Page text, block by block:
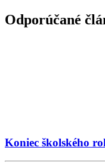
Odporúčané
Koniec školského